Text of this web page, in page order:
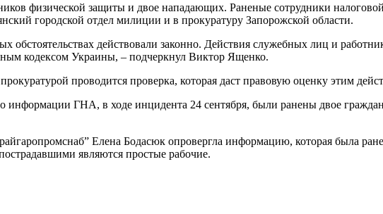
физической защиты и двое нападающих. Раненые сотрудники
городской отдел милиции и в прокуратуру Запорожской области.
обстоятельствах действовали законно. Действия служебных лиц и
кодексом Украины, – подчеркнул Виктор Ященко.
проводится проверка, которая даст правовую оценку этим
информации ГНА, в ходе инцидента 24 сентября, были ранены двое
Елена Бодасюк опровергла информацию, которая была
являются простые рабочие.